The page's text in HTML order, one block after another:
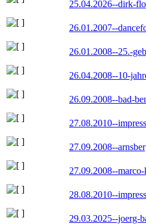
25.04.2026--dirk-
26.01.2007--
26.01.2008--25.-
26.04.2008--10-
26.09.2008--bad-
27.08.2010--
27.09.2008--
27.09.2008--
28.08.2010--
29.03.2025--joerg-